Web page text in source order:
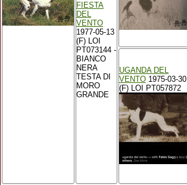
FIESTA
DEL
VENTO
1977-05-13
(F) LOI
PT073144 -
BIANCO
NERA
TESTA DI
MORO
GRANDE
UGANDA DEL
VENTO 1975-03-30
(F) LOI PT057872